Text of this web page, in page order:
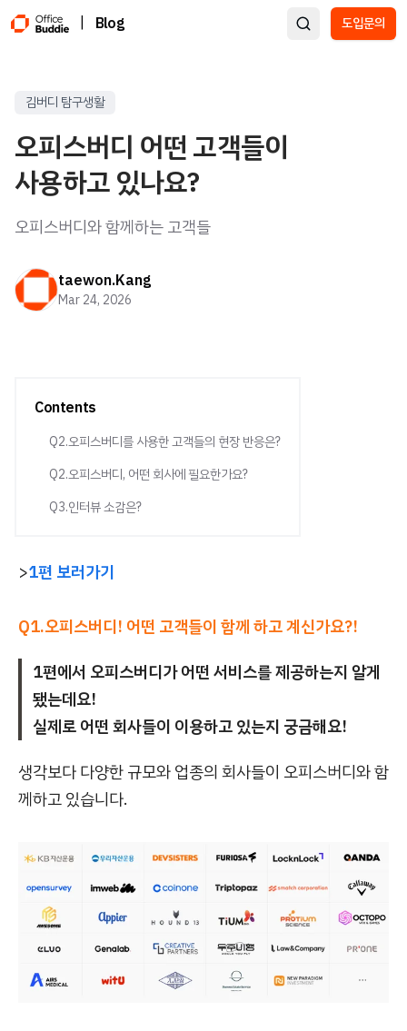
| Blog 도입문의
김버디 탐구생활
오피스버디 어떤 고객들이
사용하고 있나요?
오피스버디와 함께하는 고객들
taewon.Kang
Mar 24, 2026
Contents
Q2.오피스버디를 사용한 고객들의 현장 반응은?
Q2.오피스버디, 어떤 회사에 필요한가요?
Q3.인터뷰 소감은?
>1편 보러가기
Q1.오피스버디! 어떤 고객들이 함께 하고 계신가요?!
1편에서 오피스버디가 어떤 서비스를 제공하는지 알게
됐는데요!
실제로 어떤 회사들이 이용하고 있는지 궁금해요!
생각보다 다양한 규모와 업종의 회사들이 오피스버디와 함
께하고 있습니다.